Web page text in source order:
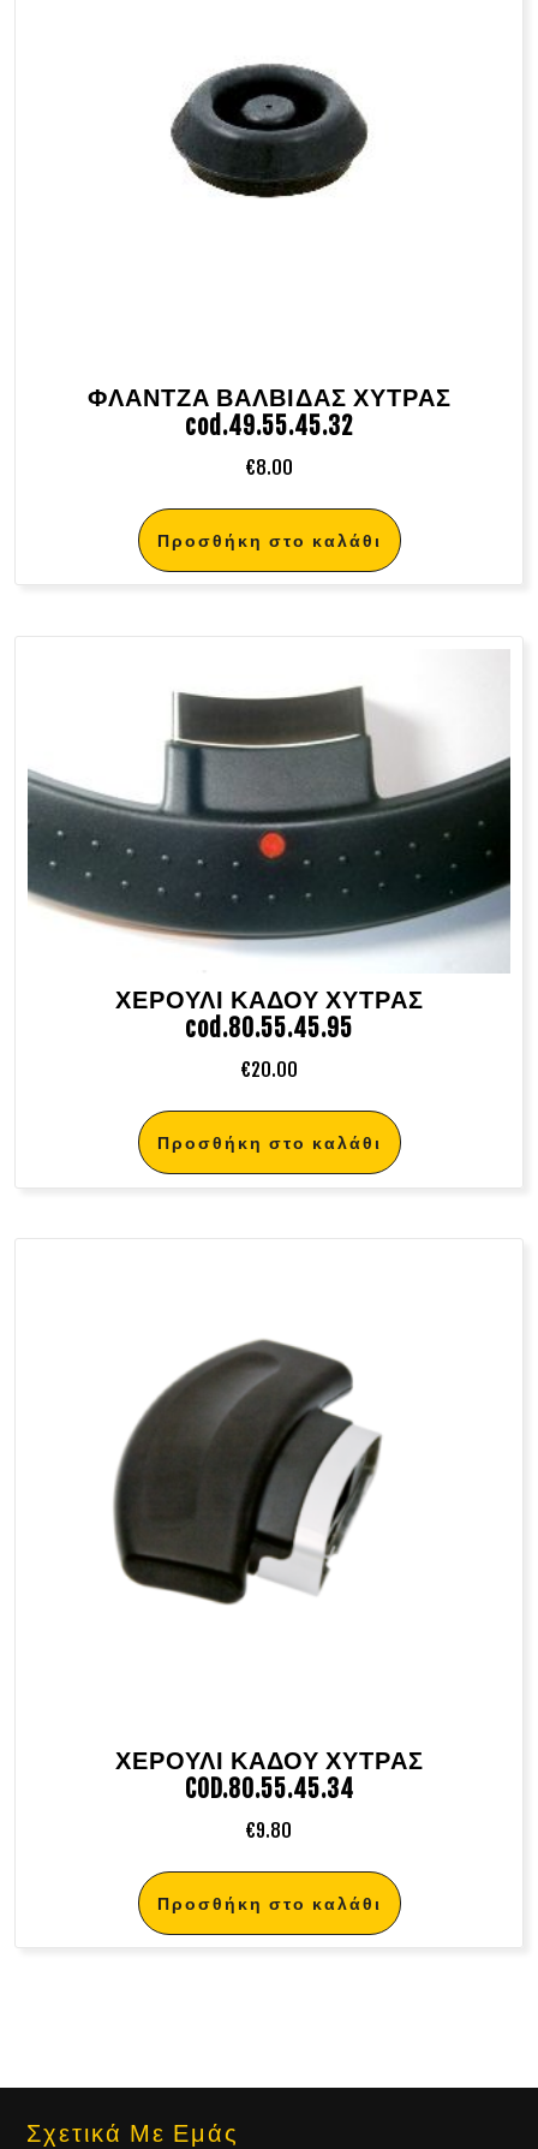
ΦΛΑΝΤΖΑ ΒΑΛΒΙΔΑΣ ΧΥΤΡΑΣ
cod.49.55.45.32
€8.00
Προσθήκη στο καλάθι
ΧΕΡΟΥΛΙ ΚΑΔΟΥ ΧΥΤΡΑΣ
cod.80.55.45.95
€20.00
Προσθήκη στο καλάθι
ΧΕΡΟΥΛΙ ΚΑΔΟΥ ΧΥΤΡΑΣ
COD.80.55.45.34
€9.80
Προσθήκη στο καλάθι
Σχετικά Με Εμάς